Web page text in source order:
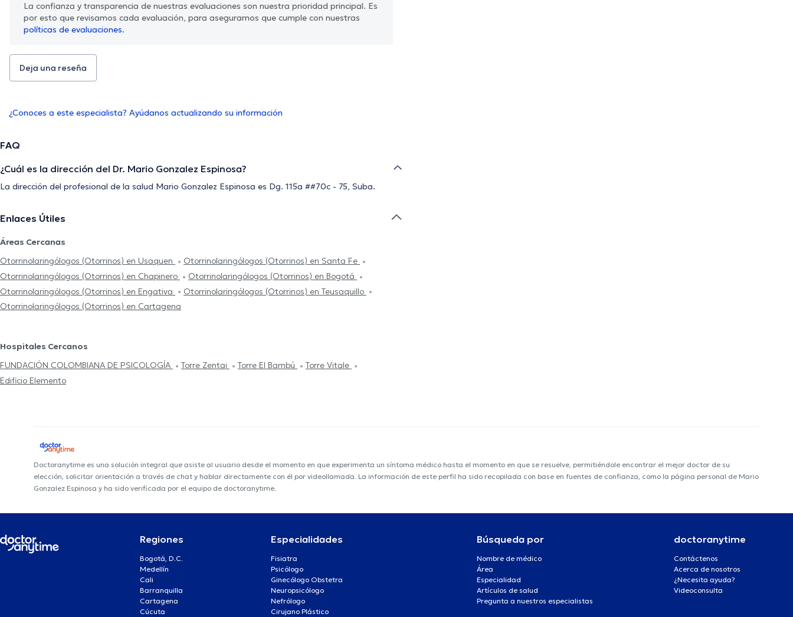
La confianza y transparencia de nuestras evaluaciones son nuestra prioridad principal. Es
por esto que revisamos cada evaluación, para asegurarnos que cumple con nuestras
políticas de evaluaciones.
Deja una reseña
¿Conoces a este especialista? Ayúdanos actualizando su información
FAQ
¿Cuál es la dirección del Dr. Mario Gonzalez Espinosa?
La dirección del profesional de la salud Mario Gonzalez Espinosa es Dg. 115a ##70c - 75, Suba.
Enlaces Útiles
Áreas Cercanas
Otorrinolaringólogos (Otorrinos) en Usaquen
Otorrinolaringólogos (Otorrinos) en Santa Fe
Otorrinolaringólogos (Otorrinos) en Chapinero
Otorrinolaringólogos (Otorrinos) en Bogotá
Otorrinolaringólogos (Otorrinos) en Engativa
Otorrinolaringólogos (Otorrinos) en Teusaquillo
Otorrinolaringólogos (Otorrinos) en Cartagena
Hospitales Cercanos
FUNDACIÓN COLOMBIANA DE PSICOLOGÍA
Torre Zentai Torre El Bambú
Torre Vitale
Edificio Elemento
Doctoranytime es una solución integral que asiste al usuario desde el momento en que experimenta un síntoma médico hasta el momento en que se resuelve, permitiéndole encontrar el mejor doctor de su
elección, solicitar orientación a través de chat y hablar directamente con él por videollamada. La información de este perfil ha sido recopilada con base en fuentes de confianza, como la página personal de Mario
Gonzalez Espinosa y ha sido verificada por el equipo de doctoranytime.
Regiones
Bogotá, D.C.
Medellín
Cali
Barranquilla
Cartagena
Cúcuta
Especialidades
Fisiatra
Psicólogo
Ginecólogo Obstetra
Neuropsicólogo
Nefrólogo
Cirujano Plástico
Búsqueda por
Nombre de médico
Área
Especialidad
Artículos de salud
Pregunta a nuestros especialistas
doctoranytime
Contáctenos
Acerca de nosotros
¿Necesita ayuda?
Videoconsulta